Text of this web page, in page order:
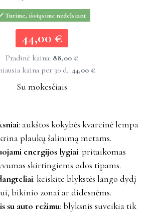
Turime, išsiųsime nedelsiant
44,00 €
44,00 €
Pradinė kaina: 88,00 €
kaina per 30 d.: 44,00 €
Su mokesčiais
: aukštos kokybės kvarcinė lempa
plaukų šalinimą metams.
energijos lygiai: pritaikomas
skirtingiems odos tipams.
: keiskite blykstės lango dydį
bikinio zonai ar didesnėms.
su auto režimu: blyksnis suveikia tik